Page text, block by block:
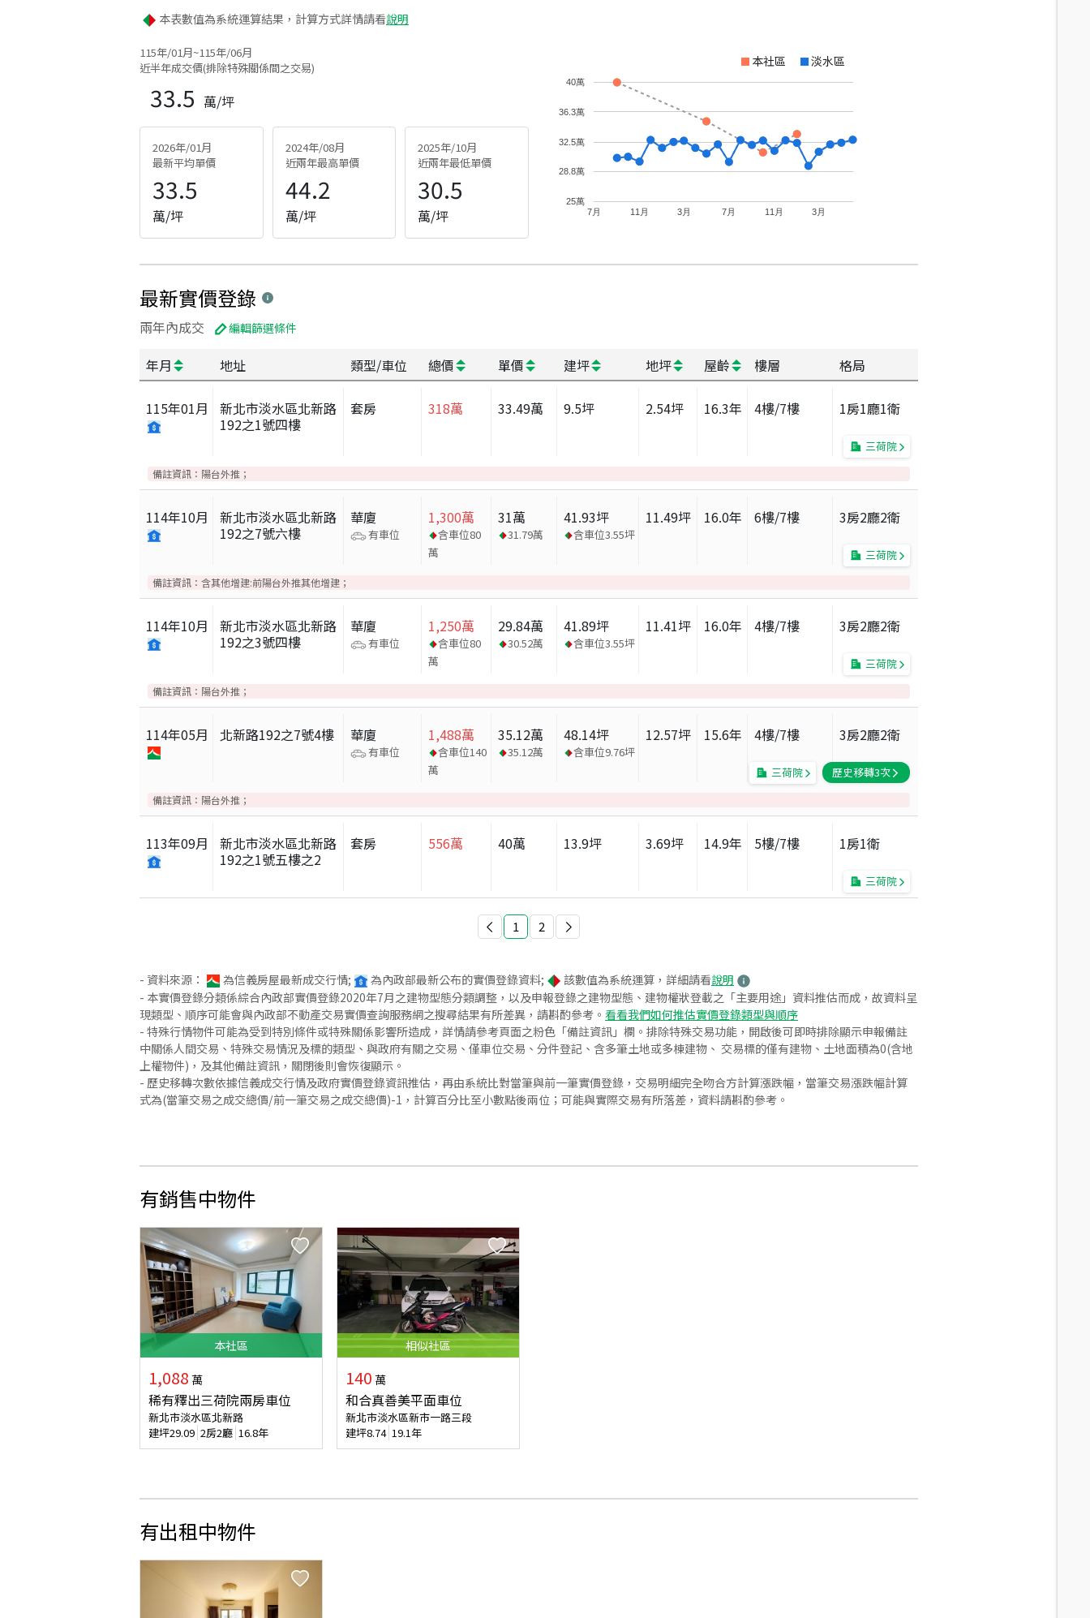
本表數值為系統運算結果，計算方式詳情請看說明
115年/01月~115年/06月
近半年成交價(排除特殊關係間之交易)
33.5 萬/坪
2026年/01月
最新平均單價
33.5
萬/坪
2024年/08月
近兩年最高單價
44.2
萬/坪
2025年/10月
近兩年最低單價
30.5
萬/坪
本社區 淡水區
7月 11月 3月 7月 11月 3月
25萬
28.8萬
32.5萬
36.3萬
40萬
最新實價登錄
兩年內成交 編輯篩選條件
年月 地址 類型/車位 總價 單價 建坪 地坪 屋齡 樓層 格局
115年01月
新北市淡水區北新路
192之1號四樓
套房 318萬 33.49萬 9.5坪 2.54坪 16.3年 4樓/7樓 1房1廳1衛
三荷院
備註資訊： 陽台外推；
114年10月
新北市淡水區北新路
192之7號六樓
華廈
有車位
1,300萬
含車位80
萬
31萬
31.79萬
41.93坪
含車位3.55坪
11.49坪 16.0年 6樓/7樓 3房2廳2衛
三荷院
備註資訊： 含其他增建:前陽台外推其他增建；
114年10月
新北市淡水區北新路
192之3號四樓
華廈
有車位
1,250萬
含車位80
萬
29.84萬
30.52萬
41.89坪
含車位3.55坪
11.41坪 16.0年 4樓/7樓 3房2廳2衛
三荷院
備註資訊： 陽台外推；
114年05月 北新路192之7號4樓 華廈
有車位
1,488萬
含車位140
萬
35.12萬
35.12萬
48.14坪
含車位9.76坪
12.57坪 15.6年 4樓/7樓 3房2廳2衛
三荷院 歷史移轉3次
備註資訊： 陽台外推；
113年09月
新北市淡水區北新路
192之1號五樓之2
套房 556萬 40萬 13.9坪 3.69坪 14.9年 5樓/7樓 1房1衛
三荷院
1 2
- 資料來源： 為信義房屋最新成交行情; 為內政部最新公布的實價登錄資料; 該數值為系統運算，詳細請看說明
- 本實價登錄分類係綜合內政部實價登錄2020年7月之建物型態分類調整，以及申報登錄之建物型態、建物權狀登載之「主要用途」資料推估而成，故資料呈
現類型、順序可能會與內政部不動產交易實價查詢服務網之搜尋結果有所差異，請斟酌參考。 看看我們如何推估實價登錄類型與順序
- 特殊行情物件可能為受到特別條件或特殊關係影響所造成，詳情請參考頁面之粉色「備註資訊」欄。排除特殊交易功能，開啟後可即時排除顯示申報備註
中關係人間交易、特殊交易情況及標的類型、與政府有關之交易、僅車位交易、分件登記、含多筆土地或多棟建物、 交易標的僅有建物、土地面積為0(含地
上權物件)，及其他備註資訊，關閉後則會恢復顯示。
- 歷史移轉次數依據信義成交行情及政府實價登錄資訊推估，再由系統比對當筆與前一筆實價登錄，交易明細完全吻合方計算漲跌幅，當筆交易漲跌幅計算
式為(當筆交易之成交總價/前一筆交易之成交總價)-1，計算百分比至小數點後兩位；可能與實際交易有所落差，資料請斟酌參考。
有銷售中物件
本社區
1,088 萬
稀有釋出三荷院兩房車位
新北市淡水區北新路
建坪29.09 2房2廳 16.8年
相似社區
140 萬
和合真善美平面車位
新北市淡水區新市一路三段
建坪8.74 19.1年
有出租中物件